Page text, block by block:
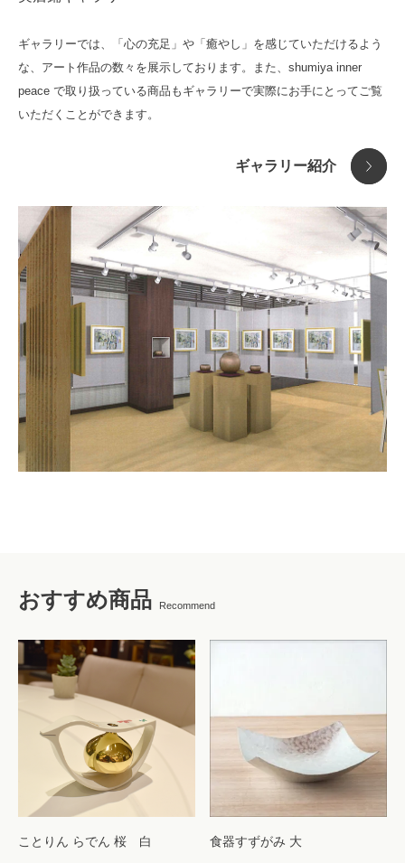
ギャラリーでは、「心の充足」や「癒やし」を感じていただけるよう
な、アート作品の数々を展示しております。また、shumiya inner
peace で取り扱っている商品もギャラリーで実際にお手にとってご覧
いただくことができます。
ギャラリー紹介
おすすめ商品 Recommend
ことりん らでん 桜 白 食器すずがみ 大